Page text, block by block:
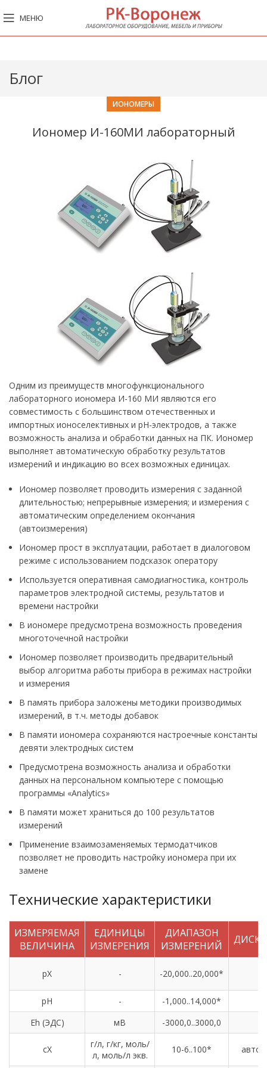
МЕНЮ
Блог
ИОНОМЕРЫ
Иономер И-160МИ лабораторный
Одним из преимуществ многофункционального
лабораторного иономера И-160 МИ являются его
совместимость с большинством отечественных и
импортных ионоселективных и рН-электродов, а также
возможность анализа и обработки данных на ПК. Иономер
выполняет автоматическую обработку результатов
измерений и индикацию во всех возможных единицах.
Иономер позволяет проводить измерения с заданной
длительностью; непрерывные измерения; и измерения с
автоматическим определением окончания
(автоизмерения)
Иономер прост в эксплуатации, работает в диалоговом
режиме с использованием подсказок оператору
Используется оперативная самодиагностика, контроль
параметров электродной системы, результатов и
времени настройки
В иономере предусмотрена возможность проведения
многоточечной настройки
Иономер позволяет производить предварительный
выбор алгоритма работы прибора в режимах настройки
и измерения
В память прибора заложены методики производимых
измерений, в т.ч. методы добавок
В памяти иономера сохраняются настроечные константы
девяти электродных систем
Предусмотрена возможность анализа и обработки
данных на персональном компьютере с помощью
программы «Analytics»
В памяти может храниться до 100 результатов
измерений
Применение взаимозаменяемых термодатчиков
позволяет не проводить настройку иономера при их
замене
Технические характеристики
ИЗМЕРЯЕМАЯ
ВЕЛИЧИНА
ЕДИНИЦЫ
ИЗМЕРЕНИЯ
ДИАПАЗОН
ИЗМЕРЕНИЙ
pX - -20,000..20,000*
pH - -1,000..14,000*
Eh (ЭДС)
мВ -3000,0..3000,0
cX
г/л, г/кг, моль/
л, моль/л экв.
10-6..100*